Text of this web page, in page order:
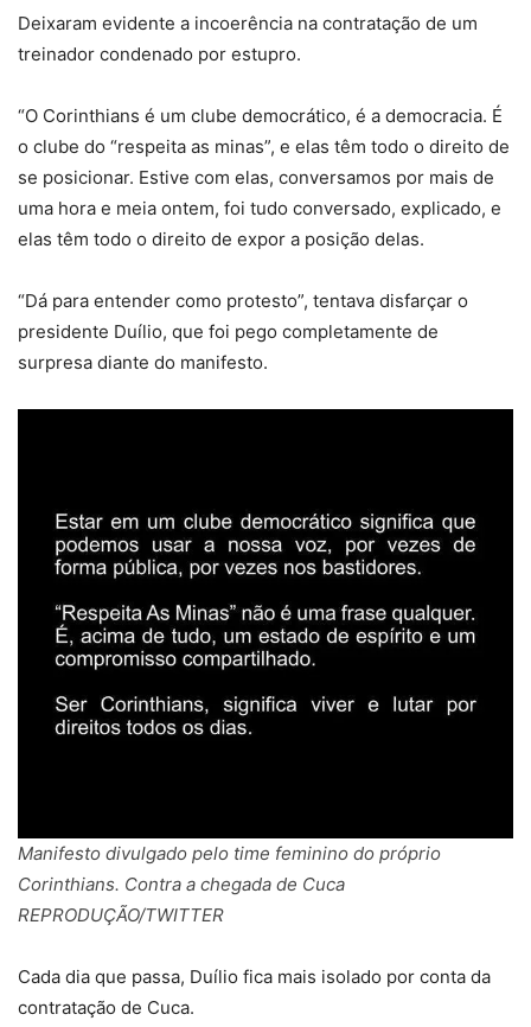
Deixaram evidente a incoerência na contratação de um
treinador condenado por estupro.
“O Corinthians é um clube democrático, é a democracia. É
o clube do “respeita as minas”, e elas têm todo o direito de
se posicionar. Estive com elas, conversamos por mais de
uma hora e meia ontem, foi tudo conversado, explicado, e
elas têm todo o direito de expor a posição delas.
“Dá para entender como protesto”, tentava disfarçar o
presidente Duílio, que foi pego completamente de
surpresa diante do manifesto.
Manifesto divulgado pelo time feminino do próprio
Corinthians. Contra a chegada de Cuca
REPRODUÇÃO/TWITTER
Cada dia que passa, Duílio fica mais isolado por conta da
contratação de Cuca.